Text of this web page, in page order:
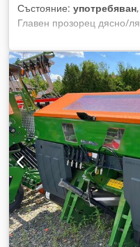
Състояние: употребяван
Главен прозорец дясно/
защита при
фабрично монтиран.
система за претегляне /
система. Професионални
претегляне за базови
светлина. Codpfxjt A